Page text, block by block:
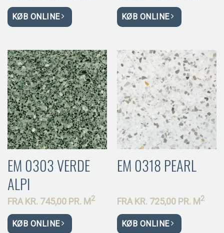
KØB ONLINE KØB ONLINE
EM 0303 VERDE
ALPI
FRA KR. 745,00 PR. M 2
KØB ONLINE
EM 0318 PEARL
FRA KR. 725,00 PR. M 2
KØB ONLINE